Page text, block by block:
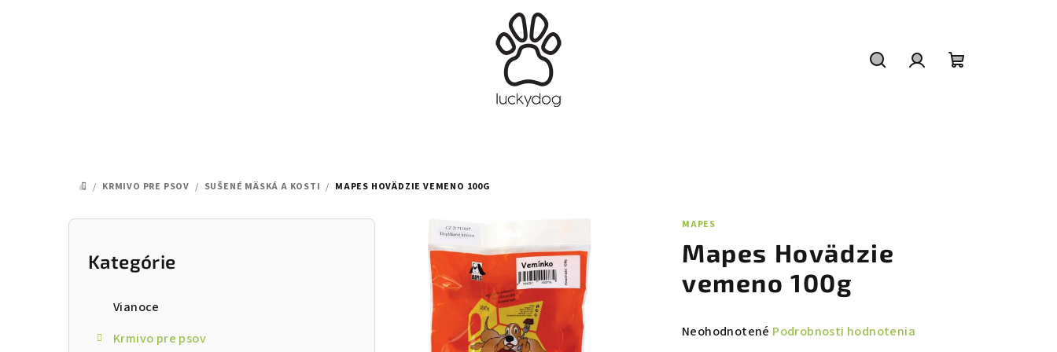
DOMOV
/ KRMIVO PRE PSOV / SUŠENÉ MÄSKÁ A KOSTI / MAPES HOVÄDZIE VEMENO 100G
B
Preskočiť
kategórie
Kategórie
Vianoce
Krmivo pre psov
MAPES
Mapes Hovädzie
vemeno 100g
Priemerné
Neohodnotené Podrobnosti hodnotenia